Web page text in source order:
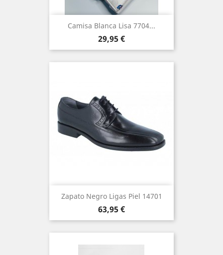
Camisa Blanca Lisa 7704...
Precio
29,95 €
Zapato Negro Ligas Piel 14701
Precio
63,95 €